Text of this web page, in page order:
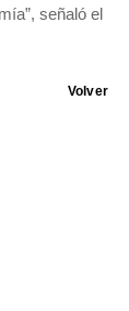
señaló el
Volver